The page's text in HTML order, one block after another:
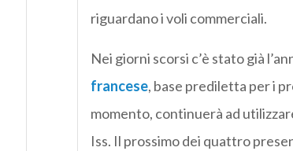
riguardano i voli commerciali.
Nei giorni scorsi c’è stato già
francese, base prediletta per i
momento, continuerà ad
Iss. Il prossimo dei quattro